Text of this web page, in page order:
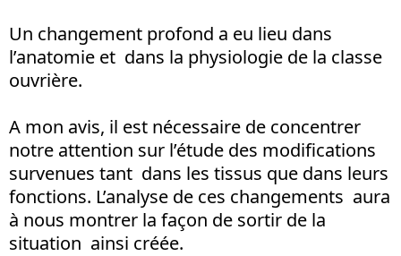
Un changement profond a eu lieu dans
l’anatomie et dans la physiologie de la classe
ouvrière.
A mon avis, il est nécessaire de concentrer
notre attention sur l’étude des modifications
survenues tant dans les tissus que dans leurs
fonctions. L’analyse de ces changements aura
à nous montrer la façon de sortir de la
situation ainsi créée.